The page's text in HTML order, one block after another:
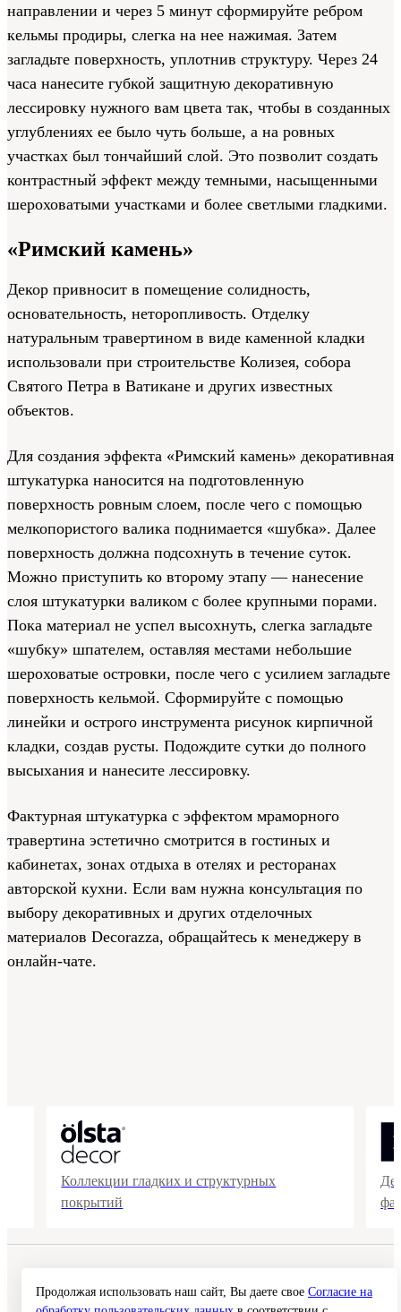
направлении и через 5 минут сформируйте ребром
кельмы продиры, слегка на нее нажимая. Затем
загладьте поверхность, уплотнив структуру. Через 24
часа нанесите губкой защитную декоративную
лессировку нужного вам цвета так, чтобы в созданных
углублениях ее было чуть больше, а на ровных
участках был тончайший слой. Это позволит создать
контрастный эффект между темными, насыщенными
шероховатыми участками и более светлыми гладкими.
«Римский камень»
Декор привносит в помещение солидность,
основательность, неторопливость. Отделку
натуральным травертином в виде каменной кладки
использовали при строительстве Колизея, собора
Святого Петра в Ватикане и других известных
объектов.
Для создания эффекта «Римский камень» декоративная
штукатурка наносится на подготовленную
поверхность ровным слоем, после чего с помощью
мелкопористого валика поднимается «шубка». Далее
поверхность должна подсохнуть в течение суток.
Можно приступить ко второму этапу — нанесение
слоя штукатурки валиком с более крупными порами.
Пока материал не успел высохнуть, слегка загладьте
«шубку» шпателем, оставляя местами небольшие
шероховатые островки, после чего с усилием загладьте
поверхность кельмой. Сформируйте с помощью
линейки и острого инструмента рисунок кирпичной
кладки, создав русты. Подождите сутки до полного
высыхания и нанесите лессировку.
Фактурная штукатурка с эффектом мраморного
травертина эстетично смотрится в гостиных и
кабинетах, зонах отдыха в отелях и ресторанах
авторской кухни. Если вам нужна консультация по
выбору декоративных и других отделочных
материалов Decorazza, обращайтесь к менеджеру в
онлайн-чате.
Коллекции гладких и структурных
покрытий
Политика конфиденциальности
Согласие на обработку персональных данных
Продолжая использовать наш сайт, Вы даете свое Согласие на